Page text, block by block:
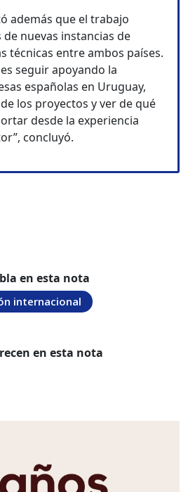
además que el trabajo
nuevas instancias de
técnicas entre ambos países.
seguir apoyando la
españolas en Uruguay,
los proyectos y ver de qué
desde la experiencia
concluyó.
en esta nota
internacional
en esta nota